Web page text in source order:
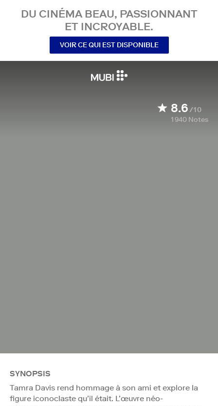
DU CINÉMA BEAU, PASSIONNANT
ET INCROYABLE.
VOIR CE QUI EST DISPONIBLE
8.6/10
1 940 Notes
SYNOPSIS
Tamra Davis rend hommage à son ami et explore la
figure iconoclaste qu’il était. L’œuvre néo-